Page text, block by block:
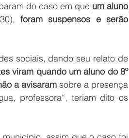
do caso em que um aluno
foram suspensos e serão
sociais, dando seu relato de
viram quando um aluno do 8º
a avisaram sobre a presença
professora“, teriam dito os